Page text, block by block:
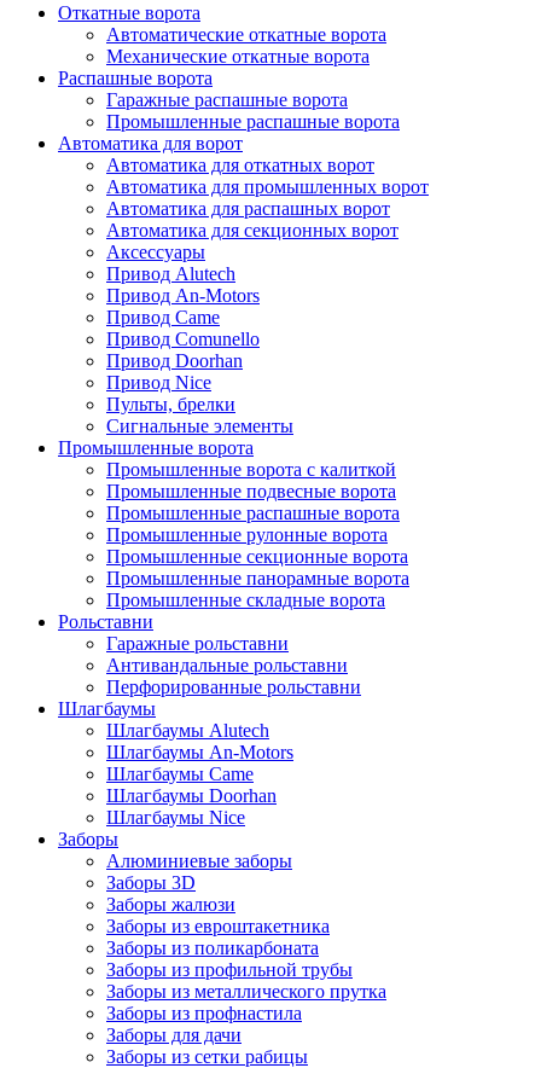
Откатные ворота
Автоматические откатные ворота
Механические откатные ворота
Распашные ворота
Гаражные распашные ворота
Промышленные распашные ворота
Автоматика для ворот
Автоматика для откатных ворот
Автоматика для промышленных ворот
Автоматика для распашных ворот
Автоматика для секционных ворот
Аксессуары
Привод Alutech
Привод An-Motors
Привод Came
Привод Comunello
Привод Doorhan
Привод Nice
Пульты, брелки
Сигнальные элементы
Промышленные ворота
Промышленные ворота с калиткой
Промышленные подвесные ворота
Промышленные распашные ворота
Промышленные рулонные ворота
Промышленные секционные ворота
Промышленные панорамные ворота
Промышленные складные ворота
Рольставни
Гаражные рольставни
Антивандальные рольставни
Перфорированные рольставни
Шлагбаумы
Шлагбаумы Alutech
Шлагбаумы An-Motors
Шлагбаумы Came
Шлагбаумы Doorhan
Шлагбаумы Nice
Заборы
Алюминиевые заборы
Заборы 3D
Заборы жалюзи
Заборы из евроштакетника
Заборы из поликарбоната
Заборы из профильной трубы
Заборы из металлического прутка
Заборы из профнастила
Заборы для дачи
Заборы из сетки рабицы